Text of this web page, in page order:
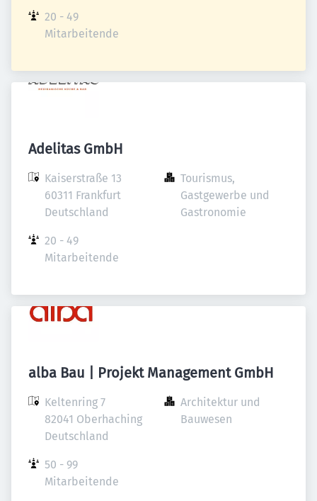
20 - 49
Mitarbeitende
Adelitas GmbH
Kaiserstraße 13
60311 Frankfurt
Deutschland
Tourismus,
Gastgewerbe und
Gastronomie
20 - 49
Mitarbeitende
alba Bau | Projekt Management GmbH
Keltenring 7
82041 Oberhaching
Deutschland
Architektur und
Bauwesen
50 - 99
Mitarbeitende